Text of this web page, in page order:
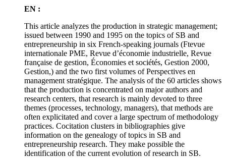
EN :
This article analyzes the production in strategic management;
issued between 1990 and 1995 on the topics of SB and
entrepreneurship in six French-speaking journals (Ftevue
internationale PME, Revue d’économie industrielle, Revue
française de gestion, Économies et sociétés, Gestion 2000,
Gestion,) and the two first volumes of Perspectives en
management stratégique. The analysis of the 60 articles shows
that the production is concentrated on major authors and
research centers, that research is mainly devoted to three
themes (processes, technology, managers), that methods are
often explicitated and cover a large spectrum of methodology
practices. Cocitation clusters in bibliographies give
information on the genealogy of topics in SB and
entrepreneurship research. They make possible the
identification of the current evolution of research in SB.